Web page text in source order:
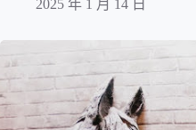
2025 年 1 月 14 日